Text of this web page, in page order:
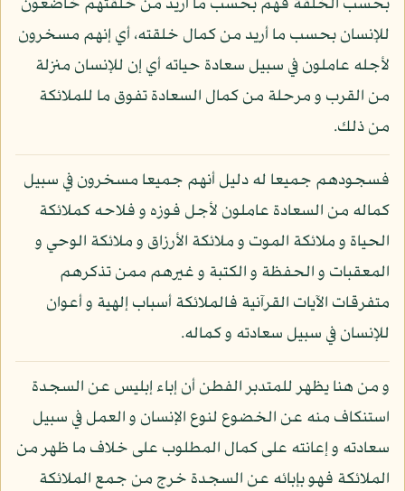
بحسب الخلقة فهم بحسب ما أريد من خلقتهم خاضعون
للإنسان بحسب ما أريد من كمال خلقته، أي إنهم مسخرون
لأجله عاملون في سبيل سعادة حياته أي إن للإنسان منزلة
من القرب و مرحلة من كمال السعادة تفوق ما للملائكة
من ذلك.
فسجودهم جميعا له دليل أنهم جميعا مسخرون في سبيل
كماله من السعادة عاملون لأجل فوزه و فلاحه كملائكة
الحياة و ملائكة الموت و ملائكة الأرزاق و ملائكة الوحي و
المعقبات و الحفظة و الكتبة و غيرهم ممن تذكرهم
متفرقات الآيات القرآنية فالملائكة أسباب إلهية و أعوان
للإنسان في سبيل سعادته و كماله.
و من هنا يظهر للمتدبر الفطن أن إباء إبليس عن السجدة
استنكاف منه عن الخضوع لنوع الإنسان و العمل في سبيل
سعادته و إعانته على كمال المطلوب على خلاف ما ظهر من
الملائكة فهو بإبائه عن السجدة خرج من جمع الملائكة